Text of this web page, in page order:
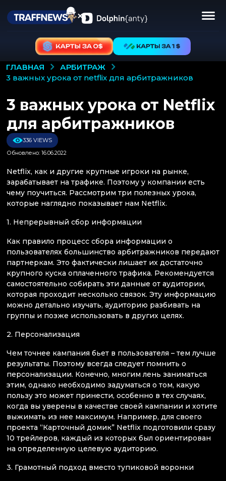
ГЛАВНАЯ
АРБИТРАЖ
3 важных урока от netflix для арбитражников
3 важных урока от Netflix
для арбитражников
336 VIEWS
Обновлено: 16.06.2022
Netflix, как и другие крупные игроки на рынке,
зарабатывает на трафике. Поэтому у компании есть
чему поучиться. Рассмотрим три полезных урока,
которые наглядно показывает нам Netflix.
1. Непрерывный сбор информации
Как правило процесс сбора информации о
пользователях большинство арбитражников передают
партнеркам. Это фактически лишает их достаточно
крупного куска оплаченного трафика. Рекомендуется
самостоятельно собирать эти данные от аудитории,
которая проходит несколько связок. Эту информацию
можно детально изучать, аудиторию разбивать на
группы и позже использовать в других целях.
2. Персонализация
Чем точнее кампания бьет в пользователя – тем лучше
результаты. Поэтому всегда следует помнить о
персонализации. Конечно, многим лень заниматься
этим, однако необходимо задуматься о том, какую
пользу это может принести, особенно в тех случаях,
когда вы уверены в качестве своей кампании и хотите
выжимать из нее максимум. Например, для своего
проекта “Карточный домик” Netflix подготовили сразу
10 трейлеров, каждый из которых был ориентирован
на определенную целевую аудиторию.
3. Грамотный подход вместо тупиковой воронки